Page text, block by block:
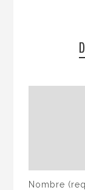
Nombre